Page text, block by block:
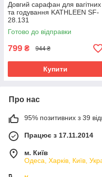
Довгий сарафан для вагітних
та годування KATHLEEN SF-
28.131
Готово до відправки
799 ₴ 944 ₴
Купити
Про нас
95% позитивних з 39
Працює з 17.11.2014
м. Київ
Одеса, Харків, Київ,